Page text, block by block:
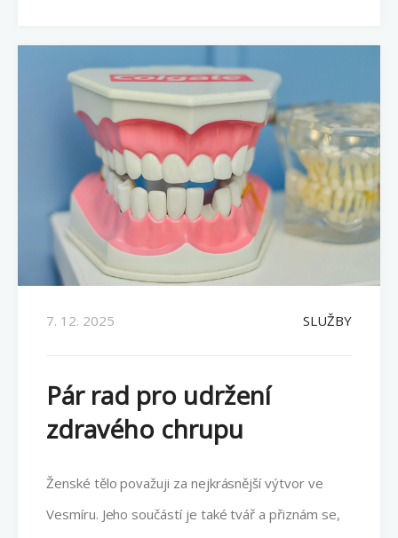
7. 12. 2025 SLUŽBY
Pár rad pro udržení
zdravého chrupu
Ženské tělo považuji za nejkrásnější výtvor ve
Vesmíru. Jeho součástí je také tvář a přiznám se,